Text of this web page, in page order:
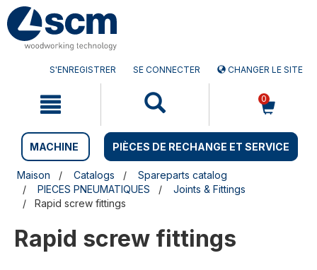
Aller
au
contenu
Menu
sauter
S'ENREGISTRER SE CONNECTER CHANGER LE SITE
0
MACHINE PIÈCES DE RECHANGE ET SERVICE
Maison Catalogs
Spareparts catalog
PIECES PNEUMATIQUES
Joints & Fittings
Rapid screw fittings
Rapid screw fittings